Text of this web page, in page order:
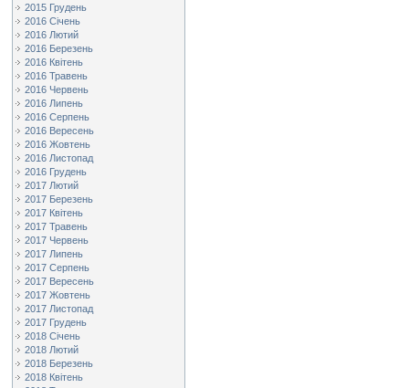
2015 Грудень
2016 Січень
2016 Лютий
2016 Березень
2016 Квітень
2016 Травень
2016 Червень
2016 Липень
2016 Серпень
2016 Вересень
2016 Жовтень
2016 Листопад
2016 Грудень
2017 Лютий
2017 Березень
2017 Квітень
2017 Травень
2017 Червень
2017 Липень
2017 Серпень
2017 Вересень
2017 Жовтень
2017 Листопад
2017 Грудень
2018 Січень
2018 Лютий
2018 Березень
2018 Квітень